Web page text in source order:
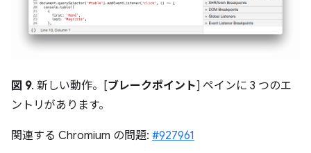
図 9. 新しい動作。[ブレークポイント] ペインに 3 つのエ
ントリがあります。
関連する Chromium の問題: #927961